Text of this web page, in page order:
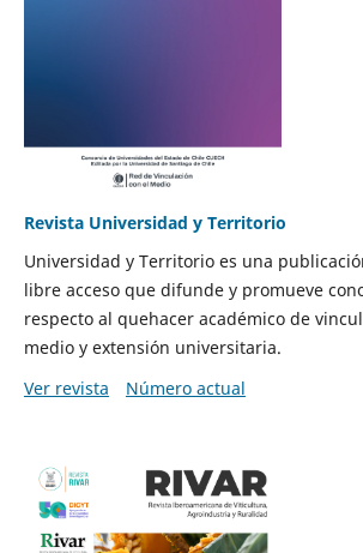
Revista Universidad y Territorio
Universidad y Territorio es una
libre acceso que difunde y promueve
respecto al quehacer académico de
medio y extensión universitaria.
Ver revista
Número actual